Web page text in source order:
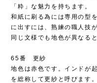
「粋」な魅力を持ちます。
和紙に刷る為には専用の型
に出すには、熟練の職人技
同じ文様でも地色が異なる
65番 更紗
地色は赤色です。インドが
を総称して更紗と呼びます。